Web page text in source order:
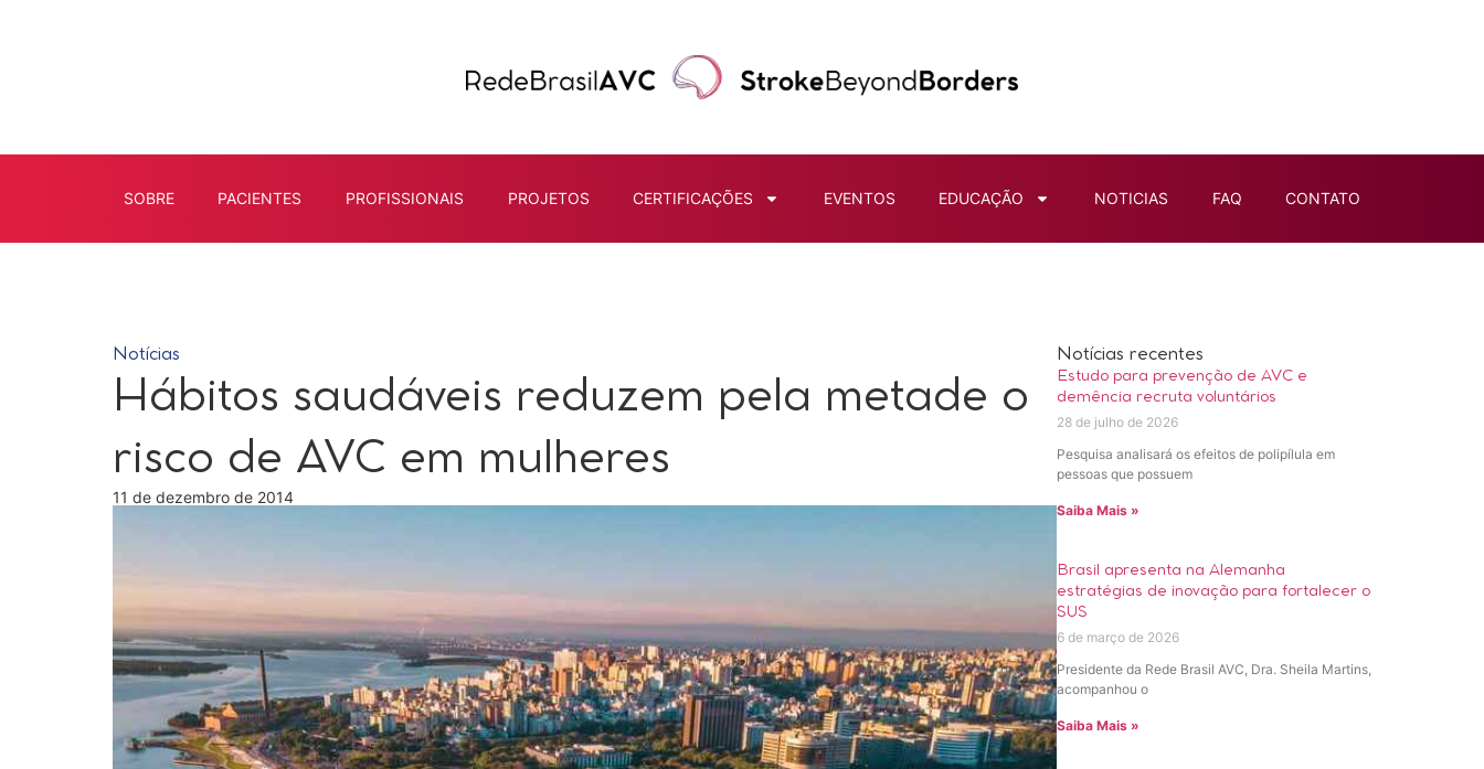
SOBRE PACIENTES PROFISSIONAIS PROJETOS CERTIFICAÇÕES EVENTOS EDUCAÇÃO NOTICIAS FAQ CONTATO
Notícias
Hábitos saudáveis reduzem pela metade o
risco de AVC em mulheres
11 de dezembro de 2014
Notícias recentes
Estudo para prevenção de AVC e
demência recruta voluntários
28 de julho de 2026
Pesquisa analisará os efeitos de polipílula em
pessoas que possuem
Saiba Mais »
Brasil apresenta na Alemanha
estratégias de inovação para fortalecer o
SUS
6 de março de 2026
Presidente da Rede Brasil AVC, Dra. Sheila Martins,
acompanhou o
Saiba Mais »